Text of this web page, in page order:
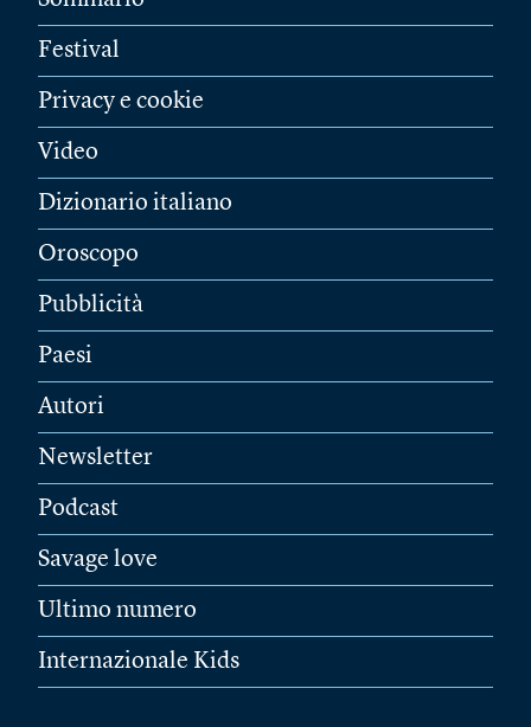
Festival
Privacy e cookie
Video
Dizionario italiano
Oroscopo
Pubblicità
Paesi
Autori
Newsletter
Podcast
Savage love
Ultimo numero
Internazionale Kids